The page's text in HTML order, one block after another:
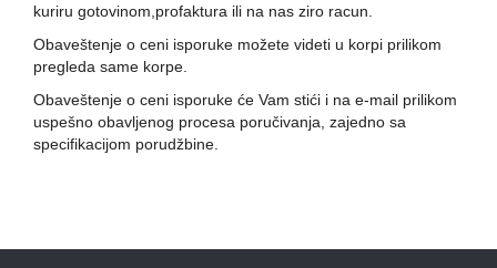
kuriru gotovinom,profaktura ili na nas ziro racun.
Obaveštenje o ceni isporuke možete videti u korpi prilikom
pregleda same korpe.
Obaveštenje o ceni isporuke će Vam stići i na e-mail prilikom
uspešno obavljenog procesa poručivanja, zajedno sa
specifikacijom porudžbine.